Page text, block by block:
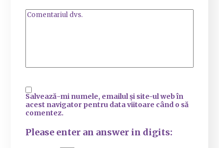
Salvează-mi numele, emailul și site-ul web în
acest navigator pentru data viitoare când o să
comentez.
Please enter an answer in digits: